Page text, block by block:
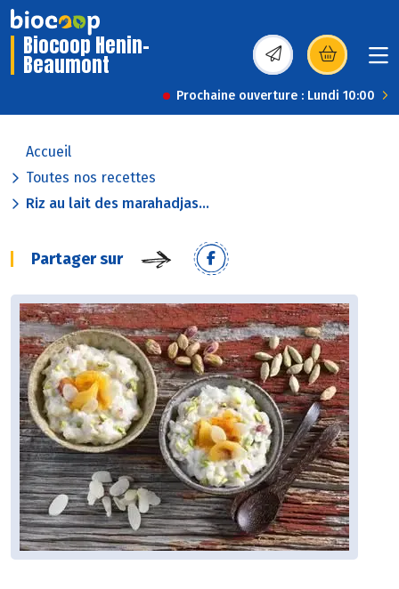
Biocoop Henin-
Beaumont (s’ouvre dans une
Prochaine ouverture : Lundi 10:00
Accueil
Toutes nos recettes
Riz au lait des marahadjas...
Partager sur